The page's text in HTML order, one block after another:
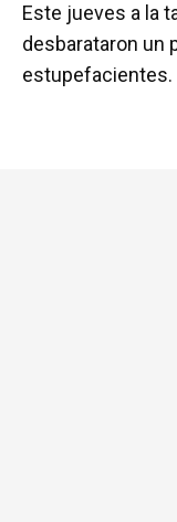
ce
b
o
tt
er s
Este jueves a la
desbarataron un
estupefacientes.